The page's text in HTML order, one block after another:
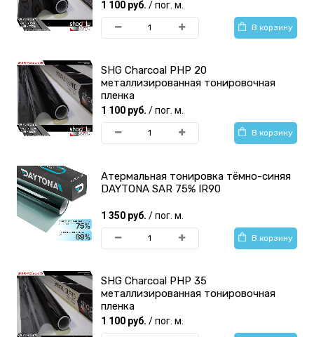
1 100 руб. / пог. м.
В корзину
SHG Charcoal PHP 20
металлизированная тонировочная
пленка
1 100 руб. / пог. м.
В корзину
Атермальная тонировка тёмно-синяя
DAYTONA SAR 75% IR90
1 350 руб. / пог. м.
В корзину
SHG Charcoal PHP 35
металлизированная тонировочная
пленка
1 100 руб. / пог. м.